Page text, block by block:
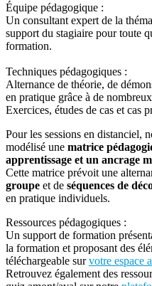
Équipe pédagogique :
Un consultant expert de la
support du stagiaire pour toute
formation.
Techniques pédagogiques :
Alternance de théorie, de
en pratique grâce à de
Exercices, études de cas et cas
Pour les sessions en distanciel,
modélisé une matrice
apprentissage et un ancrage
Cette matrice prévoit une
groupe et de séquences de
en pratique individuels.
Ressources pédagogiques :
Un support de formation
la formation et proposant des
téléchargeable survotre espace
Retrouvez également des